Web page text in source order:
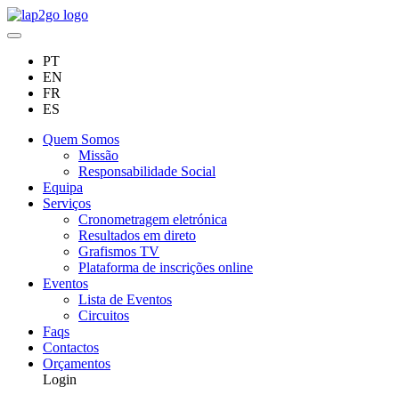
PT
EN
FR
ES
Quem Somos
Missão
Responsabilidade Social
Equipa
Serviços
Cronometragem eletrónica
Resultados em direto
Grafismos TV
Plataforma de inscrições online
Eventos
Lista de Eventos
Circuitos
Faqs
Contactos
Orçamentos
Login